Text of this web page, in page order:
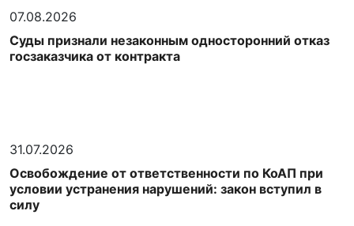
07.08.2026
Суды признали незаконным односторонний отказ
госзаказчика от контракта
31.07.2026
Освобождение от ответственности по КоАП при
условии устранения нарушений: закон вступил в
силу